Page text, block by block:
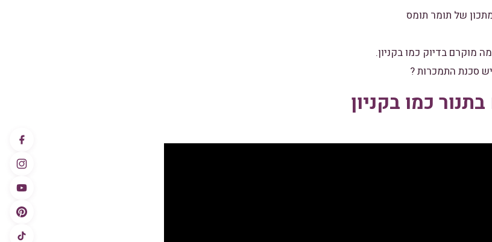
של תומר תומס
מוקרם בדיוק כמו בקניון.
סכנת התמכרות ?
כמו בקניון